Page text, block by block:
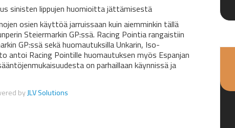
sinisten lippujen huomioitta jättämisestä
osien käyttöä jarruissaan kuin aiemminkin tällä
Steiermarkin GP:ssä. Racing Pointia rangaistiin
GP:ssä sekä huomautuksilla Unkarin, Iso-
antoi Racing Pointille huomautuksen myös Espanjan
on parhaillaan käynnissä ja
byJLV Solutions